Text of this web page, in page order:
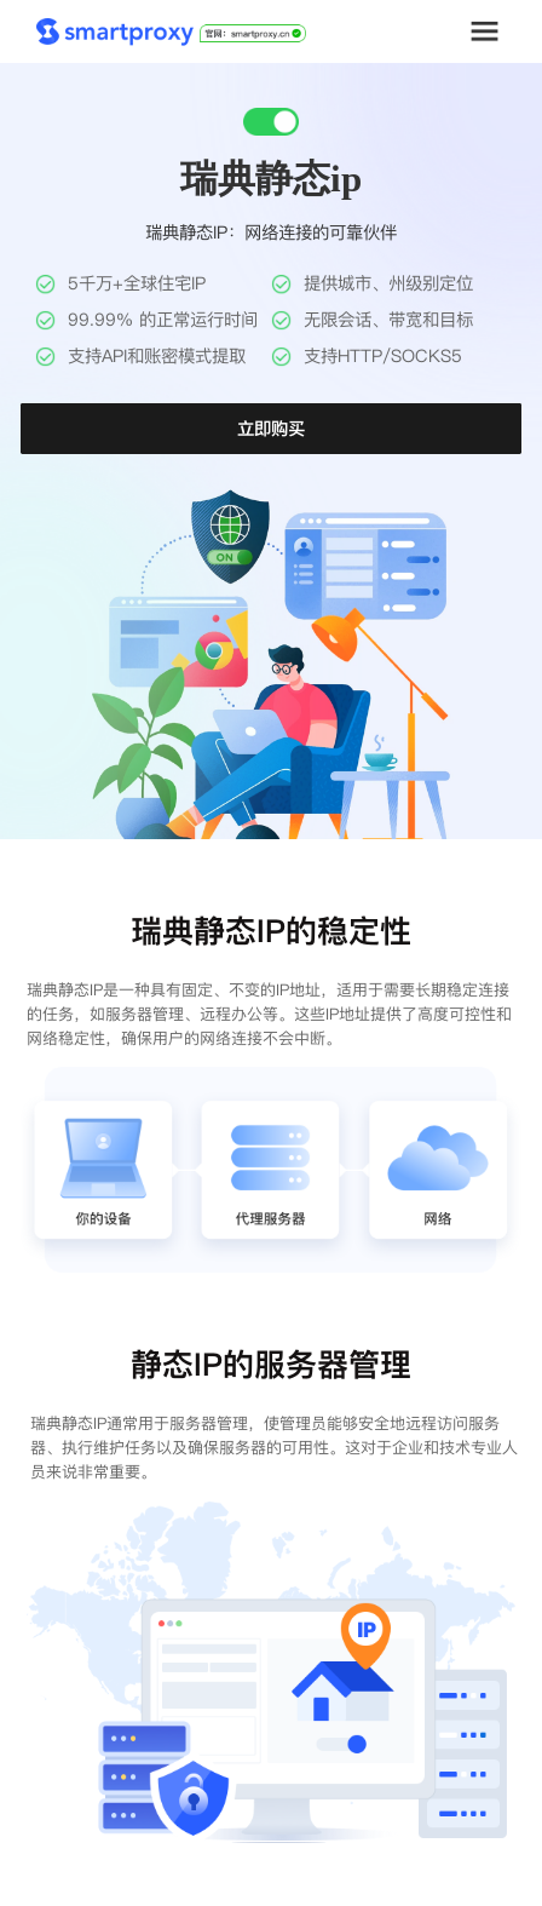
工具
帮助中心
瑞典静态ip
瑞典静态IP：网络连接的可靠伙伴
5千万+全球住宅IP
提供城市、州级别定位
99.99% 的正常运行时间
无限会话、带宽和目标
支持API和账密模式提取
支持HTTP/SOCKS5
立即购买
瑞典静态IP的稳定性
瑞典静态IP是一种具有固定、不变的IP地址，适用于需要长期稳定连接
的任务，如服务器管理、远程办公等。这些IP地址提供了高度可控性和
网络稳定性，确保用户的网络连接不会中断。
静态IP的服务器管理
瑞典静态IP通常用于服务器管理，使管理员能够安全地远程访问服务
器、执行维护任务以及确保服务器的可用性。这对于企业和技术专业人
员来说非常重要。